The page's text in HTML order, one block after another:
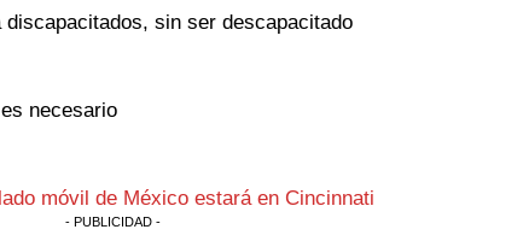
discapacitados, sin ser descapacitado
necesario
móvil de México estará en Cincinnati
- PUBLICIDAD -